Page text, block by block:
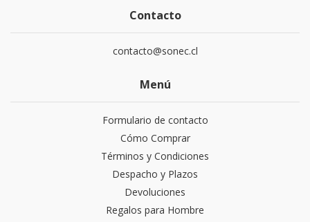
Contacto
contacto@sonec.cl
Menú
Formulario de contacto
Cómo Comprar
Términos y Condiciones
Despacho y Plazos
Devoluciones
Regalos para Hombre